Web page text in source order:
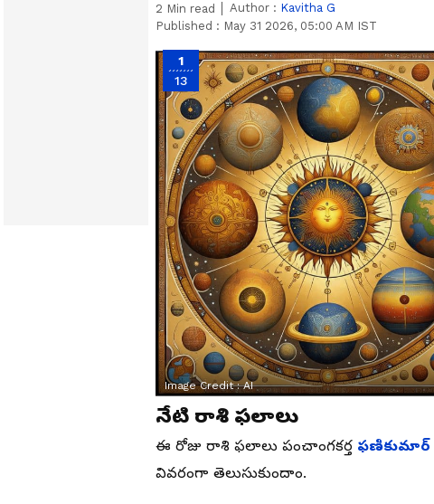
2 Min read Author : Kavitha G
Published : May 31 2026, 05:00 AM IST
1
13
Image Credit :AI
నేటి రాశి ఫలాలు
ఈ రోజు రాశి ఫలాలు పంచాంగకర్త ఫణికుమార్
వివరంగా తెలుసుకుందాం.